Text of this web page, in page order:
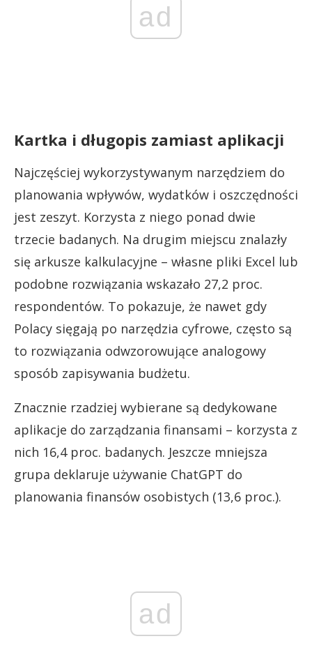
ad
Kartka i długopis zamiast aplikacji
Najczęściej wykorzystywanym narzędziem do
planowania wpływów, wydatków i oszczędności
jest zeszyt. Korzysta z niego ponad dwie
trzecie badanych. Na drugim miejscu znalazły
się arkusze kalkulacyjne – własne pliki Excel lub
podobne rozwiązania wskazało 27,2 proc.
respondentów. To pokazuje, że nawet gdy
Polacy sięgają po narzędzia cyfrowe, często są
to rozwiązania odwzorowujące analogowy
sposób zapisywania budżetu.
Znacznie rzadziej wybierane są dedykowane
aplikacje do zarządzania finansami – korzysta z
nich 16,4 proc. badanych. Jeszcze mniejsza
grupa deklaruje używanie ChatGPT do
planowania finansów osobistych (13,6 proc.).
ad